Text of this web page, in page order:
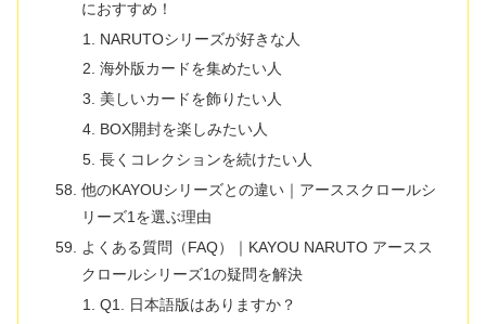
におすすめ！
NARUTOシリーズが好きな人
海外版カードを集めたい人
美しいカードを飾りたい人
BOX開封を楽しみたい人
長くコレクションを続けたい人
他のKAYOUシリーズとの違い｜アーススクロールシ
リーズ1を選ぶ理由
よくある質問（FAQ）｜KAYOU NARUTO アースス
クロールシリーズ1の疑問を解決
Q1. 日本語版はありますか？